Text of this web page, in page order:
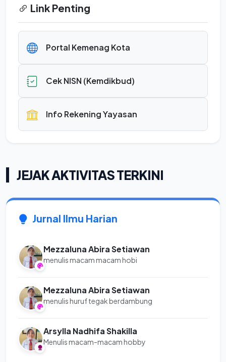
Link Penting
Portal Kemenag Kota
Cek NISN (Kemdikbud)
Info Rekening Yayasan
JEJAK AKTIVITAS TERKINI
Jurnal Ilmu Harian
Mezzaluna Abira Setiawan
menulis macam macam hobi
Mezzaluna Abira Setiawan
menulis huruf tegak berdambung
Arsylla Nadhifa Shakilla
Menulis macam-macam hobby